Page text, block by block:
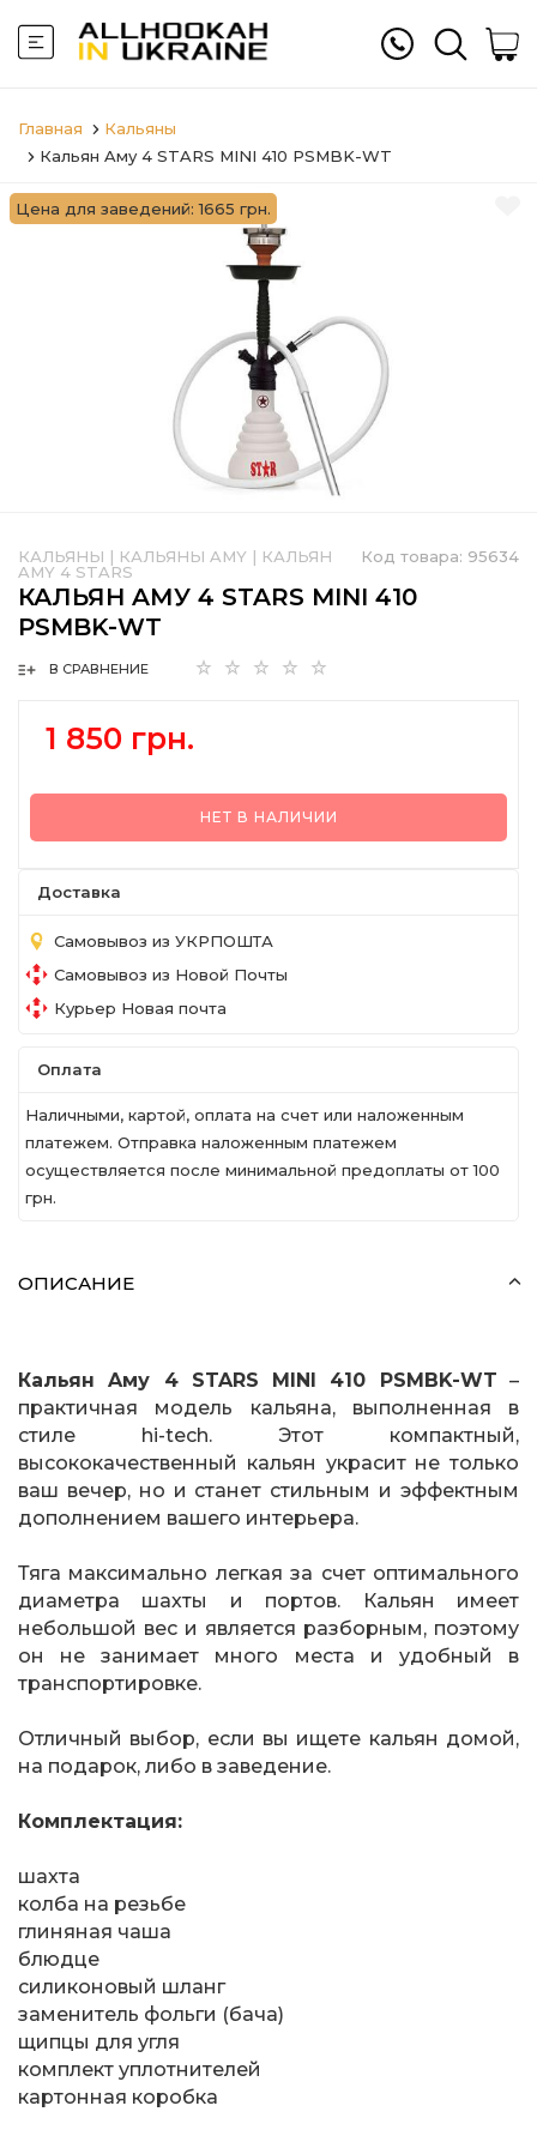
Главная
Кальяны
Кальян Aму 4 STARS MINI 410 PSMBK-WT
Цена для заведений: 1665 грн.
Код товара: 95634
КАЛЬЯНЫ | КАЛЬЯНЫ AMY | КАЛЬЯН
AMY 4 STARS
КАЛЬЯН AМУ 4 STARS MINI 410
PSMBK-WT
В СРАВНЕНИЕ
1 850 грн.
НЕТ В НАЛИЧИИ
Доставка
Самовывоз из УКРПОШТА
Самовывоз из Новой Почты
Курьер Новая почта
Оплата
Наличными, картой, оплата на счет или наложенным
платежем. Отправка наложенным платежем
осуществляется после минимальной предоплаты от 100
грн.
ОПИСАНИЕ
Кальян Aму 4 STARS MINI 410 PSMBK-WT –
практичная модель кальяна, выполненная в
стиле hi-tech. Этот компактный,
высококачественный кальян украсит не только
ваш вечер, но и станет стильным и эффектным
дополнением вашего интерьера.
Тяга максимально легкая за счет оптимального
диаметра шахты и портов. Кальян имеет
небольшой вес и является разборным, поэтому
он не занимает много места и удобный в
транспортировке.
Отличный выбор, если вы ищете кальян домой,
на подарок, либо в заведение.
Комплектация:
шахта
колба на резьбе
глиняная чаша
блюдце
силиконовый шланг
заменитель фольги (бача)
щипцы для угля
комплект уплотнителей
картонная коробка